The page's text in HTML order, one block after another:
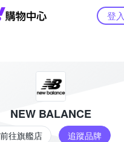
Yahoo購物中心登入
NEW BALANCE
前往旗艦店 追蹤品牌